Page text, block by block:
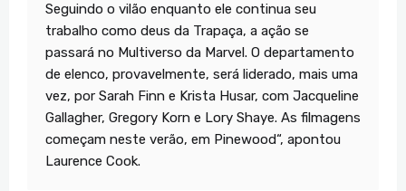
Seguindo o vilão enquanto ele continua seu
trabalho como deus da Trapaça, a ação se
passará no Multiverso da Marvel. O departamento
de elenco, provavelmente, será liderado, mais uma
vez, por Sarah Finn e Krista Husar, com Jacqueline
Gallagher, Gregory Korn e Lory Shaye. As filmagens
começam neste verão, em Pinewood“, apontou
Laurence Cook.